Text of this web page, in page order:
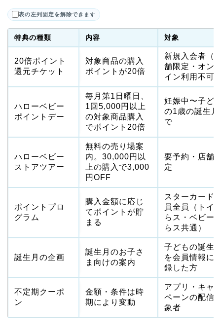
表の左列固定を解除できます
特典の種類 内容 対象
20倍ポイント
還元チケット
対象商品の購入
ポイントが20倍
新規入会者（
舗限定・オン
イン利用不可
ハローベビー
ポイントデー
毎月第1日曜日、
1回5,000円以上
の対象商品購入
でポイント20倍
妊娠中〜子ど
の1歳の誕生月
で
ハローベビー
ストアツアー
無料の売り場案
内。30,000円以
上の購入で3,000
円OFF
要予約・店舗
定
ポイントプロ
グラム
購入金額に応じ
てポイントが貯
まる
スターカード
員全員（トイ
らス・ベビー
らス共通）
誕生月の企画
誕生月のお子さ
ま向けの案内
子どもの誕生
を会員情報に
録した方
不定期クーポ
ン
金額・条件は時
期により変動
アプリ・キャ
ペーンの配信
象者